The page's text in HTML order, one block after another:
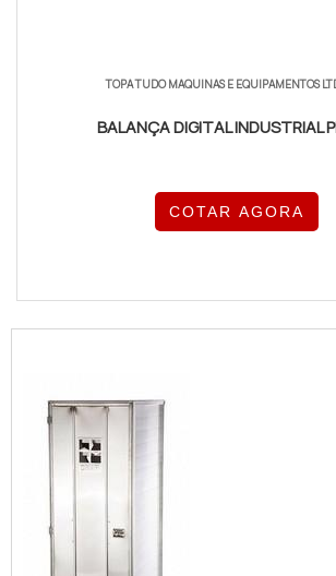
TOPA TUDO MAQUINAS E EQUIPAMENTOS
BALANÇA DIGITAL INDUSTRIAL
COTAR AGORA